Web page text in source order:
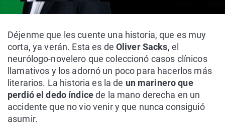
Déjenme que les cuente una historia, que es muy
corta, ya verán. Esta es de Oliver Sacks, el
neurólogo-novelero que coleccionó casos clínicos
llamativos y los adornó un poco para hacerlos más
literarios. La historia es la de un marinero que
perdió el dedo índicede la mano derecha en un
accidente que no vio venir y que nunca consiguió
asumir.